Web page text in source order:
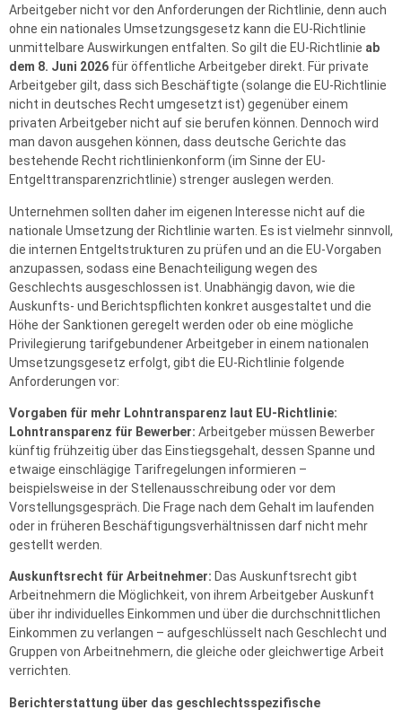
Arbeitgeber nicht vor den Anforderungen der Richtlinie, denn auch
ohne ein nationales Umsetzungsgesetz kann die EU-Richtlinie
unmittelbare Auswirkungen entfalten. So gilt die EU-Richtlinie ab
dem 8. Juni 2026 für öffentliche Arbeitgeber direkt. Für private
Arbeitgeber gilt, dass sich Beschäftigte (solange die EU-Richtlinie
nicht in deutsches Recht umgesetzt ist) gegenüber einem
privaten Arbeitgeber nicht auf sie berufen können. Dennoch wird
man davon ausgehen können, dass deutsche Gerichte das
bestehende Recht richtlinienkonform (im Sinne der EU-
Entgelttransparenzrichtlinie) strenger auslegen werden.
Unternehmen sollten daher im eigenen Interesse nicht auf die
nationale Umsetzung der Richtlinie warten. Es ist vielmehr sinnvoll,
die internen Entgeltstrukturen zu prüfen und an die EU-Vorgaben
anzupassen, sodass eine Benachteiligung wegen des
Geschlechts ausgeschlossen ist. Unabhängig davon, wie die
Auskunfts- und Berichtspflichten konkret ausgestaltet und die
Höhe der Sanktionen geregelt werden oder ob eine mögliche
Privilegierung tarifgebundener Arbeitgeber in einem nationalen
Umsetzungsgesetz erfolgt, gibt die EU-Richtlinie folgende
Anforderungen vor:
Vorgaben für mehr Lohntransparenz laut EU-Richtlinie:
Lohntransparenz für Bewerber: Arbeitgeber müssen Bewerber
künftig frühzeitig über das Einstiegsgehalt, dessen Spanne und
etwaige einschlägige Tarifregelungen informieren –
beispielsweise in der Stellenausschreibung oder vor dem
Vorstellungsgespräch. Die Frage nach dem Gehalt im laufenden
oder in früheren Beschäftigungsverhältnissen darf nicht mehr
gestellt werden.
Auskunftsrecht für Arbeitnehmer: Das Auskunftsrecht gibt
Arbeitnehmern die Möglichkeit, von ihrem Arbeitgeber Auskunft
über ihr individuelles Einkommen und über die durchschnittlichen
Einkommen zu verlangen – aufgeschlüsselt nach Geschlecht und
Gruppen von Arbeitnehmern, die gleiche oder gleichwertige Arbeit
verrichten.
Berichterstattung über das geschlechtsspezifische